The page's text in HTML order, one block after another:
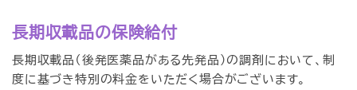
長期収載品の保険給付
長期収載品（後発医薬品がある先発品）の調剤において、制
度に基づき特別の料金をいただく場合がございます。